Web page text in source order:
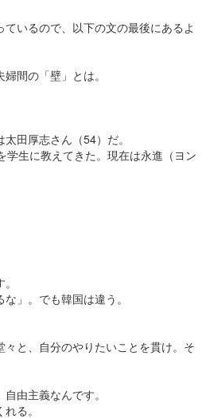
いるので、以下の文の最後にあるよ
間の「壁」とは。
田厚志さん（54）だ。
生に教えてきた。現在は永進（ヨン
」。でも韓国は違う。
と、自分のやりたいことを貫け。そ
由主義なんです。
る。